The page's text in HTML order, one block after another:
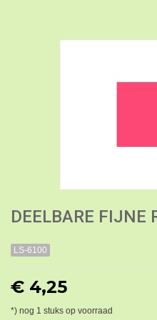
DEELBARE FIJNE
LS-6100
€ 4,25
*) nog 1 stuks op voorraad